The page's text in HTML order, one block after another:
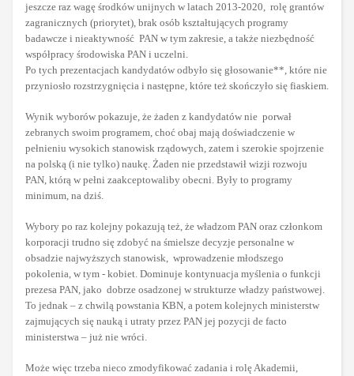
jeszcze raz wagę środków unijnych w latach 2013-2020, rolę grantów
zagranicznych (priorytet), brak osób kształtujących programy
badawcze i nieaktywność PAN w tym zakresie, a także niezbędność
współpracy środowiska PAN i uczelni.
Po tych prezentacjach kandydatów odbyło się głosowanie**, które nie
przyniosło rozstrzygnięcia i następne, które też skończyło się fiaskiem.
Wynik wyborów pokazuje, że żaden z kandydatów nie porwał
zebranych swoim programem, choć obaj mają doświadczenie w
pełnieniu wysokich stanowisk rządowych, zatem i szerokie spojrzenie
na polską (i nie tylko) naukę. Żaden nie przedstawił wizji rozwoju
PAN, którą w pełni zaakceptowaliby obecni. Były to programy
minimum, na dziś.
Wybory po raz kolejny pokazują też, że władzom PAN oraz członkom
korporacji trudno się zdobyć na śmielsze decyzje personalne w
obsadzie najwyższych stanowisk, wprowadzenie młodszego
pokolenia, w tym - kobiet. Dominuje kontynuacja myślenia o funkcji
prezesa PAN, jako dobrze osadzonej w strukturze władzy państwowej.
To jednak – z chwilą powstania KBN, a potem kolejnych ministerstw
zajmujących się nauką i utraty przez PAN jej pozycji de facto
ministerstwa – już nie wróci.
Może więc trzeba nieco zmodyfikować zadania i rolę Akademii,